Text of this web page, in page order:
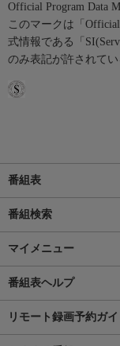
Official Program Data
このマークは「
式情報である「
のみ表記が許されてい
番組表
番組検索
マイメニュー
番組表ヘルプ
リモート録画予約ガイ